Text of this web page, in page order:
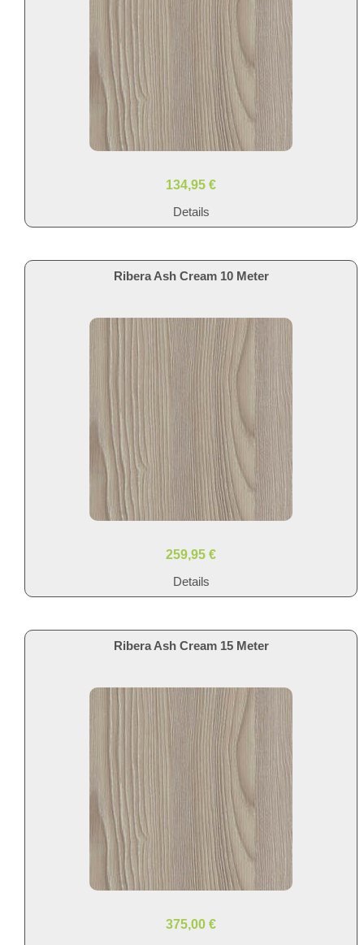
134,95 €
Details
Ribera Ash Cream 10 Meter
259,95 €
Details
Ribera Ash Cream 15 Meter
375,00 €